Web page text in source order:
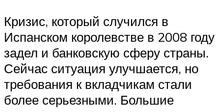
Кризис, который случился в
Испанском королевстве в 2008 году
задел и банковскую сферу страны.
Сейчас ситуация улучшается, но
требования к вкладчикам стали
более серьезными. Большие